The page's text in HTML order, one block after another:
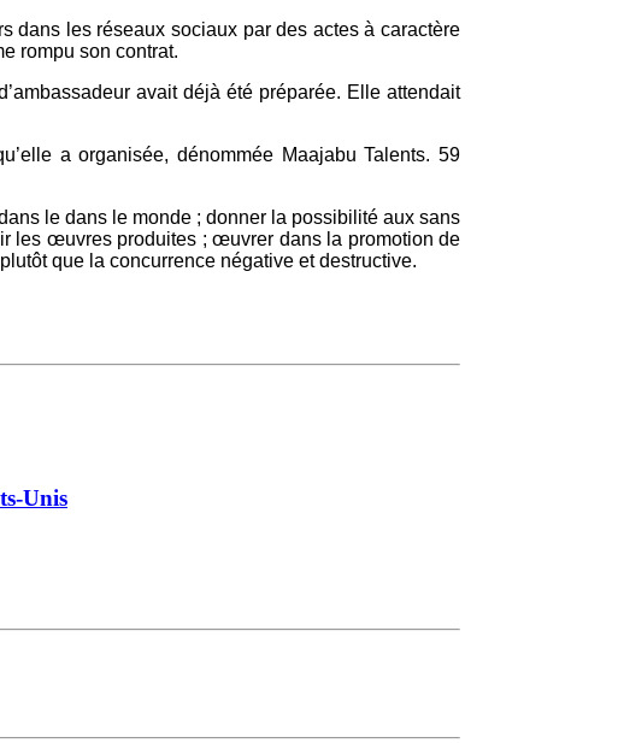
dans les réseaux sociaux par des actes à caractère
rompu son contrat.
avait déjà été préparée. Elle attendait
a organisée, dénommée Maajabu Talents. 59
le dans le monde ; donner la possibilité aux sans
les œuvres produites ; œuvrer dans la promotion de
que la concurrence négative et destructive.
Unis